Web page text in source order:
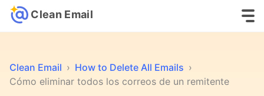
Clean Email
Clean Email › How to Delete All Emails ›
Cómo eliminar todos los correos de un remitente